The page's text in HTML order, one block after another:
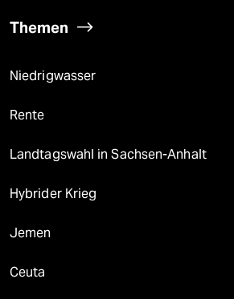
Themen
Niedrigwasser
Rente
Landtagswahl in Sachsen-Anhalt
Hybrider Krieg
Jemen
Ceuta